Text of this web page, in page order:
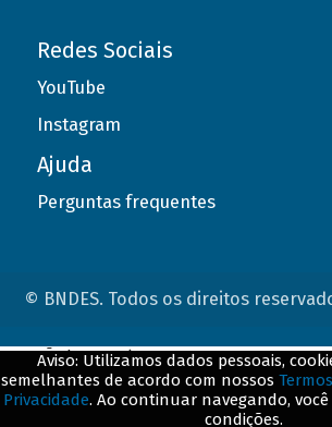
Redes Sociais
YouTube
Instagram
Ajuda
Perguntas frequentes
© BNDES. Todos os direitos
Aviso: Utilizamos dados pessoais,
semelhantes de acordo com nossos
Privacidade. Ao continuar navegando,
condições.
ConteÃºdo complementar
${title}${badge}